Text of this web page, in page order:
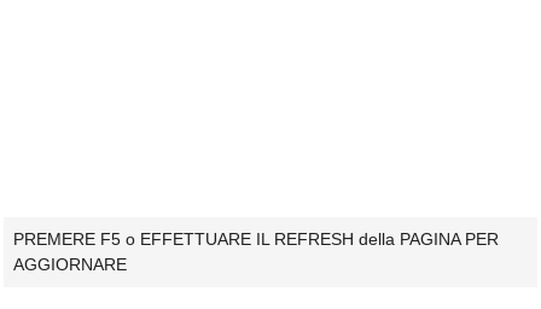
PREMERE F5 o EFFETTUARE IL REFRESH della PAGINA PER
AGGIORNARE